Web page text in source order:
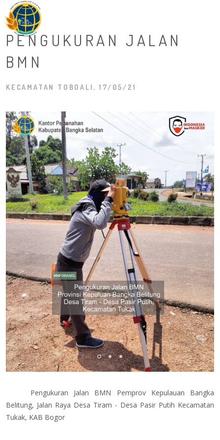
PENGUKURAN JALAN
BMN
KECAMATAN TOBOALI, 17/05/21
Pengukuran Jalan BMN Pemprov Kepulauan Bangka
Belitung, Jalan Raya Desa Tiram - Desa Pasir Putih Kecamatan
Tukak, KAB Bogor